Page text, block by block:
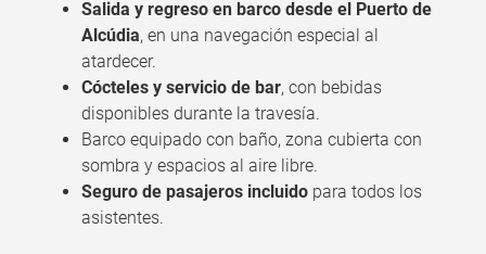
Salida y regreso en barco desde el Puerto de
Alcúdia, en una navegación especial al
atardecer.
Cócteles y servicio de bar, con bebidas
disponibles durante la travesía.
Barco equipado con baño, zona cubierta con
sombra y espacios al aire libre.
Seguro de pasajeros incluido para todos los
asistentes.